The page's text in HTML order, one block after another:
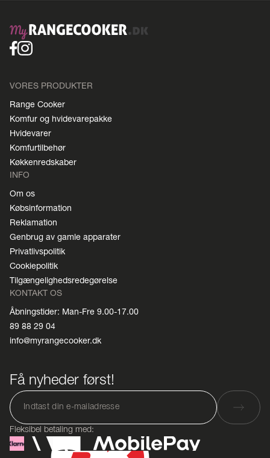
VORES PRODUKTER
Range Cooker
Komfur og hvidevarepakke
Hvidevarer
Komfurtilbehør
Køkkenredskaber
INFO
Om os
Købsinformation
Reklamation
Genbrug av gamle apparater
Privatlivspolitik
Cookiepolitik
Tilgængelighedsredegørelse
KONTAKT OS
Åbningstider: Man-Fre 9.00-17.00
89 88 29 04
info@myrangecooker.dk
Få nyheder først!
Fleksibel betaling med: